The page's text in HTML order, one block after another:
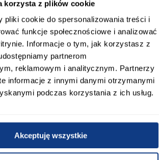
korzysta z plików cookie
pliki cookie do spersonalizowania treści i
funkcje społecznościowe i analizować
Informacje o tym, jak korzystasz z
partnerom
reklamowym i analitycznym. Partnerzy
informacje z innymi danymi otrzymanymi
podczas korzystania z ich usług.
Akceptuję wszystkie